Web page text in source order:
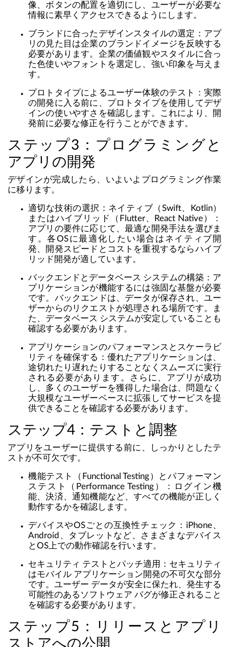
像、ボタンの配置を適切にし、ユーザーが必要な
情報に素早くアクセスできるようにします。
ブランドに合ったデザインスタイルの選定：アプ
リの見た目は企業のブランドイメージを反映する
必要があります。企業の価値観やスタイルに合っ
た色使いやフォントを選定し、強い印象を与えま
す。
プロトタイプによるユーザー体験のテスト：実際
の開発に入る前に、プロトタイプを使用してデザ
インの使いやすさを確認します。これにより、開
発前に必要な修正を行うことができます。
ステップ3：プログラミングと
アプリの開発
デザインが完成したら、いよいよプログラミング作業
に移ります。
適切な技術の選択：ネイティブ（Swift、Kotlin）
またはハイブリッド（Flutter、React Native）：
アプリの要件に応じて、最適な開発手法を選びま
す。各OSに最適化したい場合はネイティブ開
発、開発スピードとコストを重視するならハイブ
リッド開発が適しています。
バックエンドとデータベース システムの構築：ア
プリケーションが機能するには強固な基盤が必要
です。バックエンドは、データが保存され、ユー
ザーからのリクエストが処理される場所です。ま
た、データベース システムが安定していることも
確認する必要があります。
アプリケーションのパフォーマンスとスケーラビ
リティを確保する：優れたアプリケーションは、
途切れたり遅れたりすることなくスムーズに実行
される必要があります。さらに、アプリが成功
し、多くのユーザーを獲得した場合は、問題なく
大規模なユーザーベースに拡張してサービスを提
供できることを確認する必要があります。
ステップ4：テストと調整
アプリをユーザーに提供する前に、しっかりとしたテ
ストが不可欠です。
機能テスト（Functional Testing）とパフォーマン
ステスト（Performance Testing）：ログイン機
能、決済、通知機能など、すべての機能が正しく
動作するかを確認します。
デバイスやOSごとの互換性チェック：iPhone、
Android、タブレットなど、さまざまなデバイス
とOS上での動作確認を行います。
セキュリティ テストとパッチ適用：セキュリティ
はモバイル アプリケーション開発の不可欠な部分
です。ユーザー データが安全に保たれ、発生する
可能性のあるソフトウェア バグが修正されること
を確認する必要があります。
ステップ5：リリースとアプリ
ストアへの公開